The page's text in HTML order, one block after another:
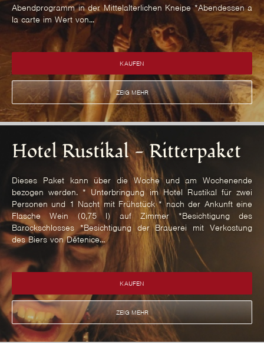
Abendprogramm in der Mittelalterlichen Kneipe *Abendessen a
la carte im Wert von...
KAUFEN
ZEIG MEHR
Hotel Rustikal - Ritterpaket
Dieses Paket kann über die Woche und am Wochenende
bezogen werden. * Unterbringung im Hotel Rustikal für zwei
Personen und 1 Nacht mit Frühstück * nach der Ankunft eine
Flasche Wein (0,75 l) auf Zimmer *Besichtigung des
Barockschlosses *Besichtigung der Brauerei mit Verkostung
des Biers von Dětenice...
KAUFEN
ZEIG MEHR